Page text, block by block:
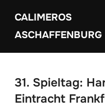
Inhalt
springen
CALIMEROS
ASCHAFFENBURG
31. Spieltag:
Eintracht